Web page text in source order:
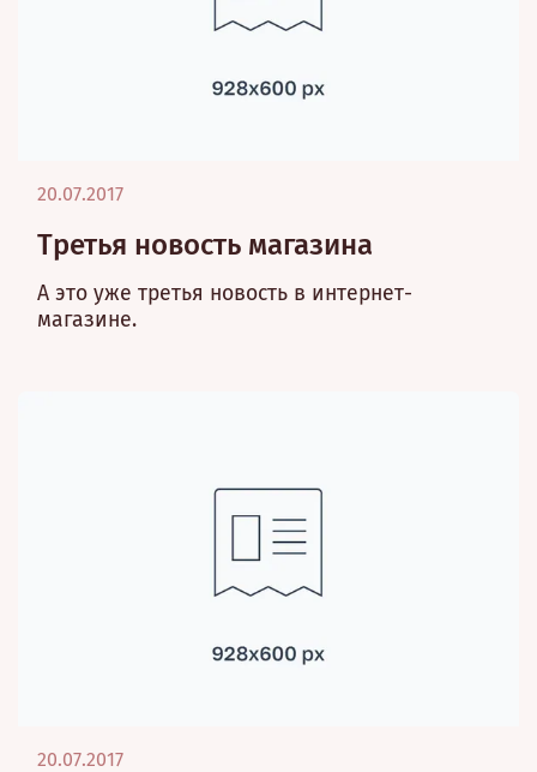
Третья новость магазина
А это уже третья новость в интернет-
магазине.
20.07.2017
20.07.2017